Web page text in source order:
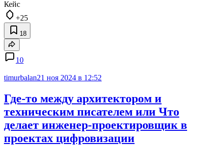
Кейс
+25
18
10
timurbalan21 ноя 2024 в 12:52
Где-то между архитектором и
техническим писателем или Что
делает инженер-проектировщик в
проектах цифровизации